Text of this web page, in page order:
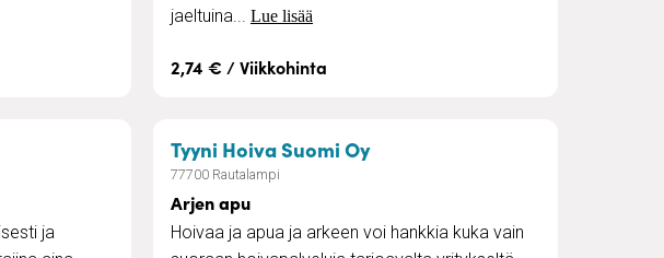
jaeltuina... Lue lisää
2,74 € / Viikkohinta
ja
Tyyni Hoiva Suomi Oy– Arjen apu
77700 Rautalampi
Arjen apu
Hoivaa ja apua ja arkeen voi hankkia kuka vain